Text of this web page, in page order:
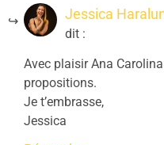
Jessica
dit :
Avec plaisir Ana
propositions.
Je t’embrasse,
Jessica